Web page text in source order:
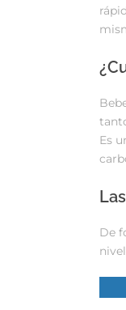
Es
De